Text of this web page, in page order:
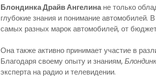
Блондинка Драйв Ангелинане только
глубокие знания и понимание
самых разных марок автомобилей, от
Она также активно принимает участие в
Благодаря своему опыту и знаниям,
эксперта на радио и телевидении.